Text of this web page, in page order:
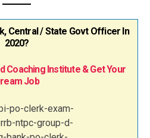
Central / State Govt Officer In
2020?
Coaching Institute & Get Your
Job